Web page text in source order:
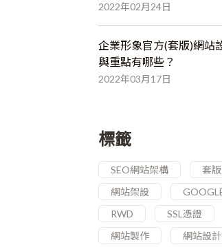
2022年02月24日
企業形象官方(套版)網站
與重點有哪些？
2022年03月17日
標籤
SEO網站架構
套
網站架設
RWD
SSL憑證
網站製作
網站設計